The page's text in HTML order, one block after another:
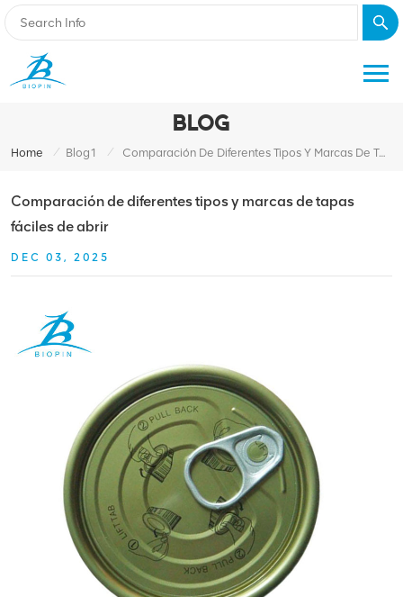
BLOG
Home / Blog1 / Comparación De Diferentes Tipos Y Marcas De Tapas Fáciles De Abrir
Comparación de diferentes tipos y marcas de tapas
fáciles de abrir
DEC 03, 2025